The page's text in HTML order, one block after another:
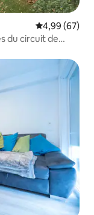
Évaluation
4,99 (67)
du circuit de